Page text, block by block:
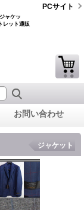
ャケッ
レット通販
PCサイト
お問い合わせ
ジャケット